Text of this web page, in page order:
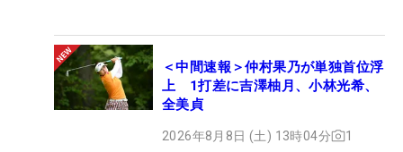
＜中間速報＞仲村果乃が単独首位浮
上 1打差に吉澤柚月、小林光希、
全美貞
2026年8月8日 (土) 13時04分 1